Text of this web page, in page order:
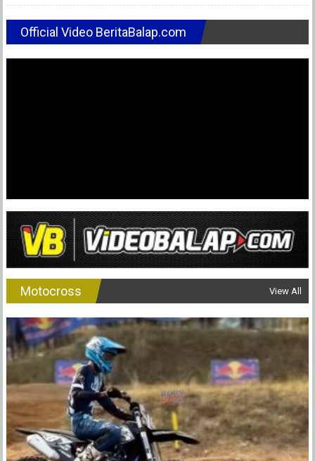
Official Video BeritaBalap.com
Motocross View All